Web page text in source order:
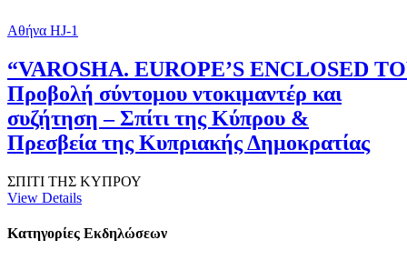
Αθήνα HJ-1
“VAROSHA. EUROPE’S ENCLOSED
Προβολή σύντομου ντοκιμαντέρ και
συζήτηση – Σπίτι της Κύπρου &
Πρεσβεία της Κυπριακής Δημοκρατίας
ΣΠΙΤΙ ΤΗΣ ΚΥΠΡΟΥ
View Details
Κατηγορίες Εκδηλώσεων